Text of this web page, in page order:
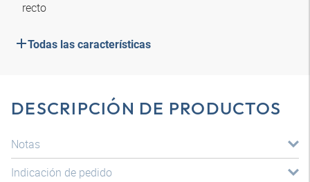
recto
Todas las características
DESCRIPCIÓN DE PRODUCTOS
Notas
Indicación de pedido